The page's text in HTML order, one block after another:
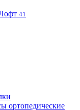
41
ортопедические